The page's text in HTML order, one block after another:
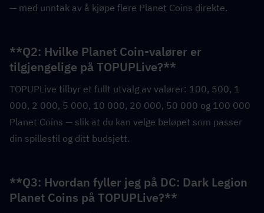
— med unntak av å kjøpe flere Planet Coins direkte.
**Q2: Hvilke Planet Coin-valører er
tilgjengelige på TOPUPLive?**
TOPUPLive tilbyr et fullt utvalg av valører: 100, 500, 1
000, 2 000, 5 000, 10 000, 20 000, 50 000 og 100 000
Planet Coins — slik at du kan velge beløpet som passer
din spillestil og ditt budsjett.
**Q3: Hvordan fyller jeg på DC: Dark Legion
Planet Coins på TOPUPLive?**